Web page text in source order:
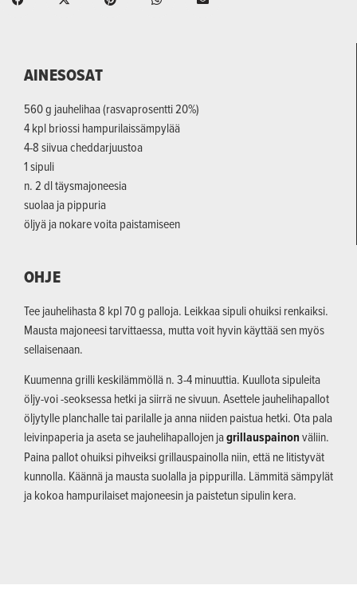
AINESOSAT
560 g jauhelihaa (rasvaprosentti 20%)
4 kpl briossi hampurilaissämpylää
4-8 siivua cheddarjuustoa
1 sipuli
n. 2 dl täysmajoneesia
suolaa ja pippuria
öljyä ja nokare voita paistamiseen
OHJE
Tee jauhelihasta 8 kpl 70 g palloja. Leikkaa sipuli ohuiksi renkaiksi.
Mausta majoneesi tarvittaessa, mutta voit hyvin käyttää sen myös
sellaisenaan.
Kuumenna grilli keskilämmöllä n. 3-4 minuuttia. Kuullota sipuleita
öljy-voi -seoksessa hetki ja siirrä ne sivuun. Asettele jauhelihapallot
öljytylle planchalle tai parilalle ja anna niiden paistua hetki. Ota pala
leivinpaperia ja aseta se jauhelihapallojen jagrillauspainonväliin.
Paina pallot ohuiksi pihveiksi grillauspainolla niin, että ne litistyvät
kunnolla. Käännä ja mausta suolalla ja pippurilla. Lämmitä sämpylät
ja kokoa hampurilaiset majoneesin ja paistetun sipulin kera.